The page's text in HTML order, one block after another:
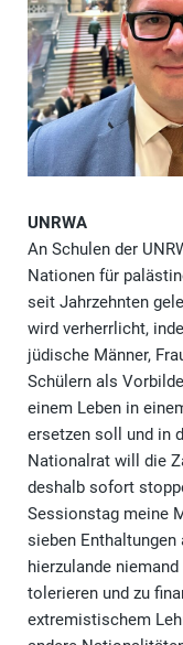
UNRWA
An Schulen der
Nationen für
seit Jahrzehnten
wird verherrlicht,
jüdische Männer,
Schülern als
einem Leben in
ersetzen soll und in
Nationalrat will die
deshalb sofort
Sessionstag meine
sieben Enthaltungen
hierzulande
tolerieren und zu
extremistischem